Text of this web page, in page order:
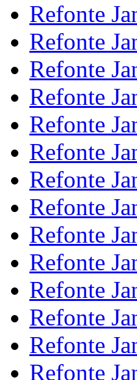
Refonte
Refonte
Refonte
Refonte
Refonte
Refonte
Refonte
Refonte
Refonte
Refonte
Refonte
Refonte
Refonte
Refonte